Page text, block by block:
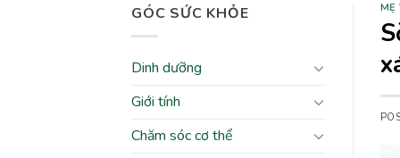
GÓC SỨC KHỎE
Dinh dưỡng
Giới tính
Chăm sóc cơ thể
MẸ